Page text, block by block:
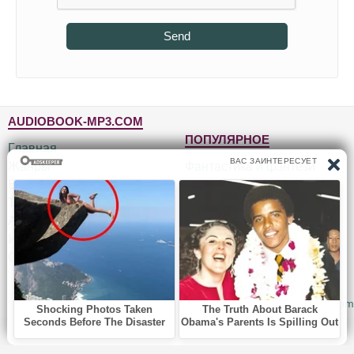
Send
AUDIOBOOK-MP3.COM
Главная
Жанры
Блог
Топ-100
Авторы
Исполнители
Обратная связь
ПОПУЛЯРНОЕ
Фантастика и фэнтези
Детективы, триллеры
Для детей
Роман, проза
Приключения
Юмор, сатира
© 2010-2026 Audiobook-mp3.com